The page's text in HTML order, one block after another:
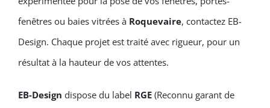
fenêtres ou baies vitrées à Roquevaire, contactez EB-
Design. Chaque projet est traité avec rigueur, pour un
résultat à la hauteur de vos attentes.
EB-Design dispose du label RGE (Reconnu garant de